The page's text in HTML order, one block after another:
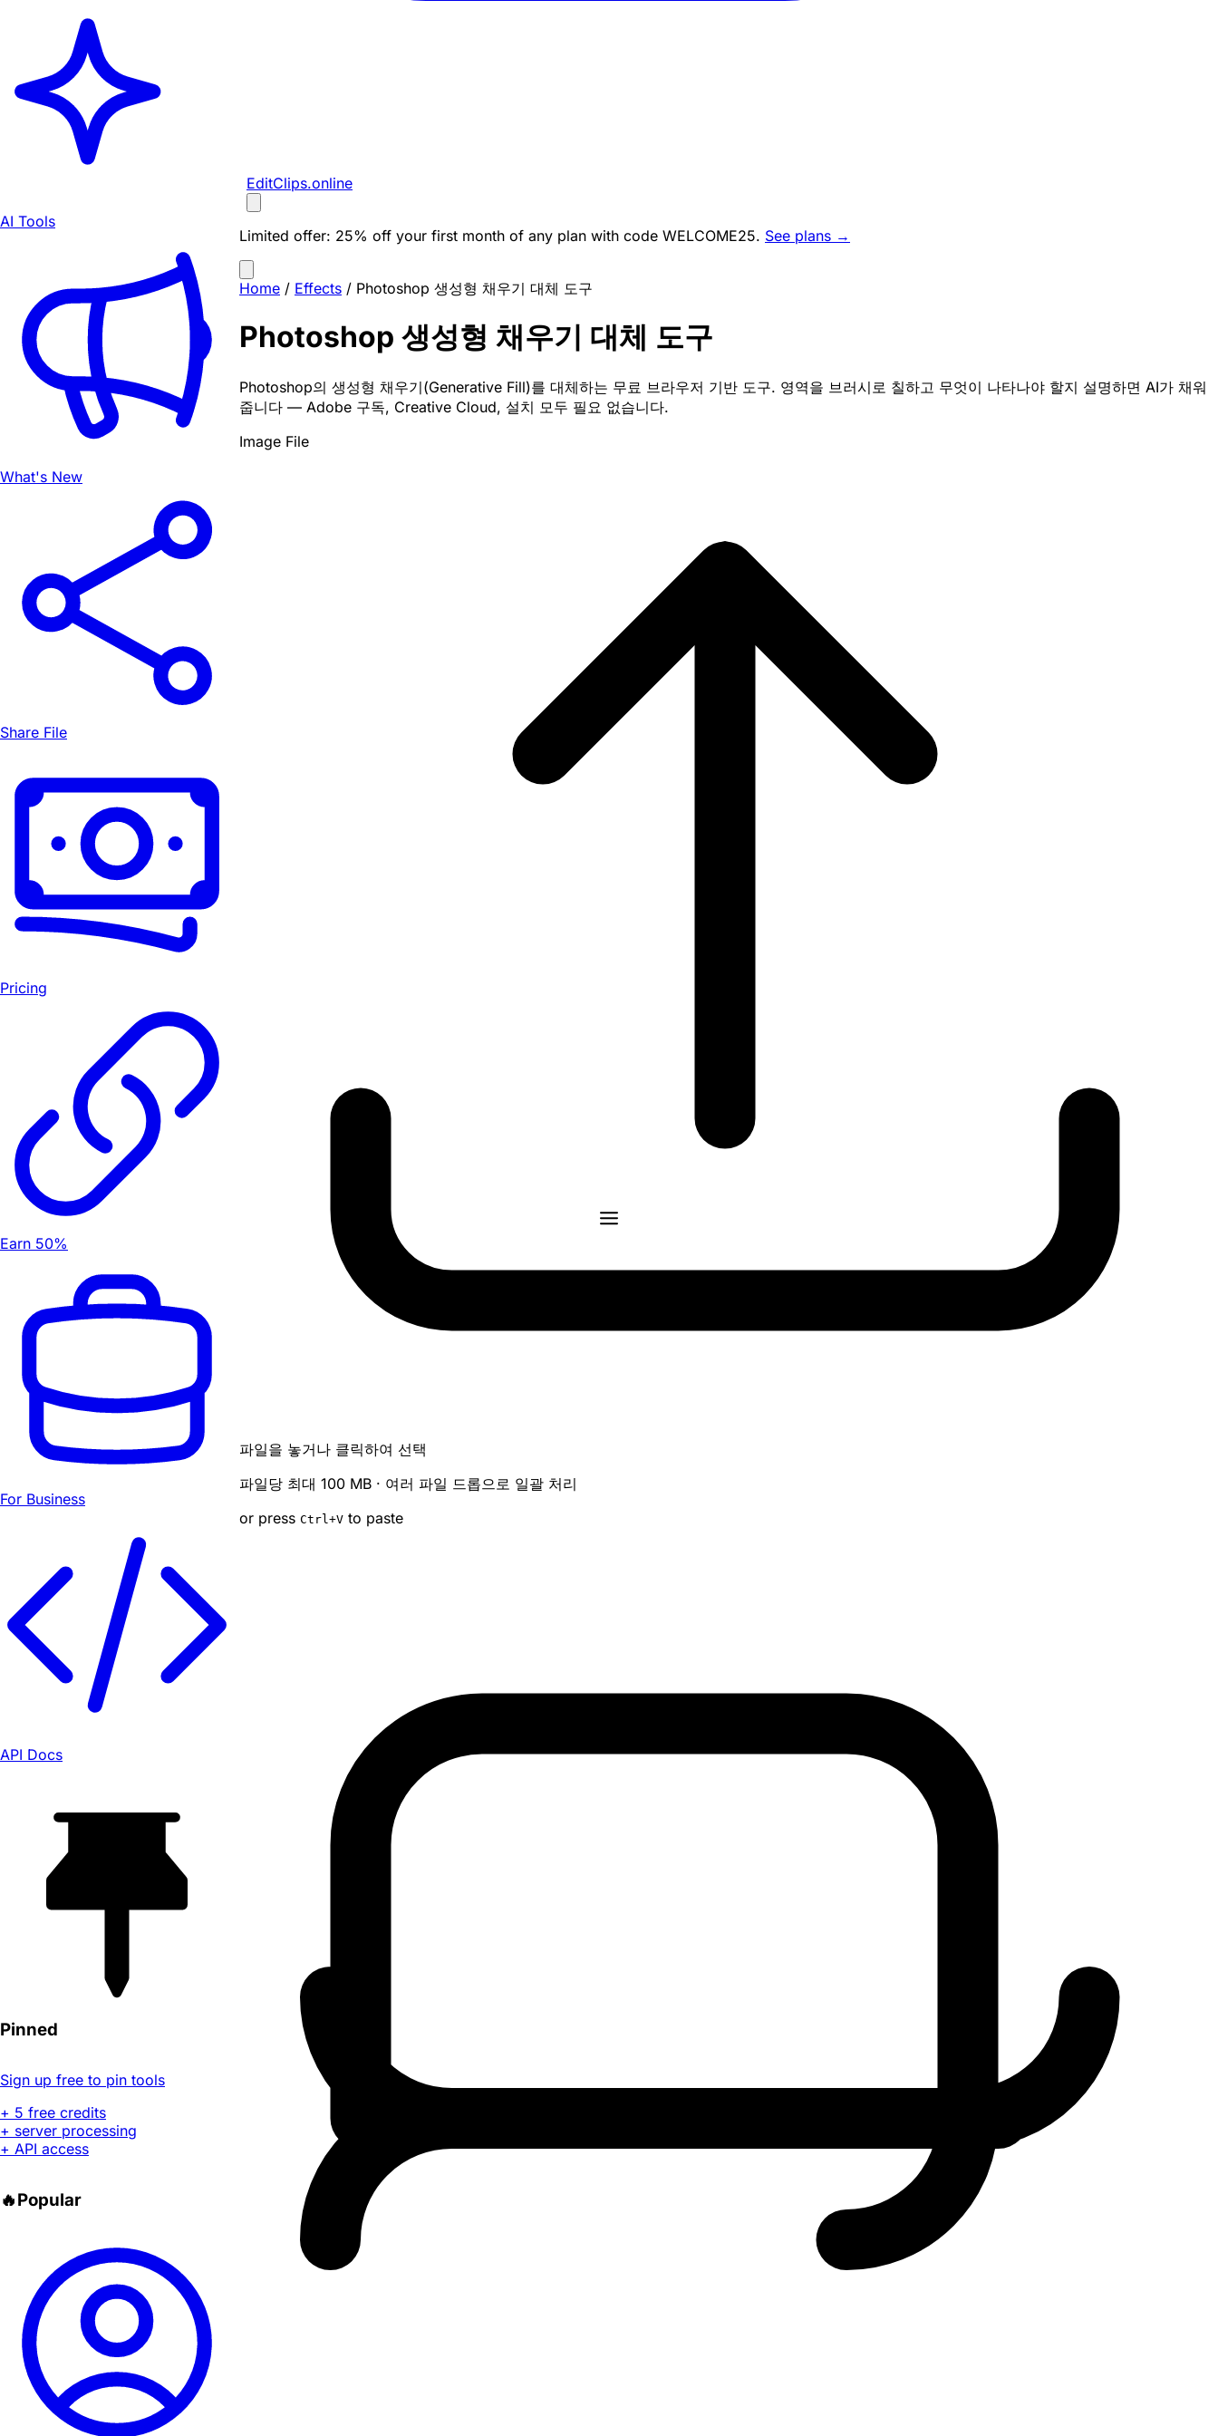
AI Tools
What's New
Share File
Pricing
Earn 50%
For Business
API Docs
Pinned
Sign up free to pin tools
+ 5 free credits
+ server processing
+ API access
🔥Popular
EditClips.online
Limited offer: 25% off your first month of any plan with code WELCOME25. See plans →
Home / Effects / Photoshop 생성형 채우기 대체 도구
Photoshop 생성형 채우기 대체 도구
Photoshop의 생성형 채우기(Generative Fill)를 대체하는 무료 브라우저 기반 도구. 영역을 브러시로 칠하고 무엇이 나타나야 할지 설명하면 AI가 채워
줍니다 — Adobe 구독, Creative Cloud, 설치 모두 필요 없습니다.
Image File
파일을 놓거나 클릭하여 선택
파일당 최대 100 MB · 여러 파일 드롭으로 일괄 처리
or press Ctrl +V to paste